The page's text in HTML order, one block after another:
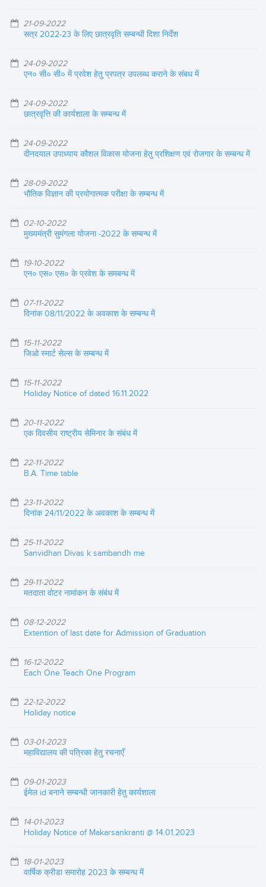
21-09-2022
सत्र 2022-23 के लिए छात्रवृति सम्बन्धी दिशा निर्देश
24-09-2022
एन० सी० सी० में प्रवेश हेतु प्रपत्र उपलब्ध कराने के संबध में
24-09-2022
छात्रवृत्ति की कार्यशाला के सम्बन्ध में
24-09-2022
दीनदयाल उपाध्याय कौशल विकास योजना हेतु प्रशिक्षण एवं रोजगार के सम्बन्ध में
28-09-2022
भौतिक विज्ञान की प्रयोगात्मक परीक्षा के सम्बन्ध में
02-10-2022
मुख्यमंत्री सुमंगला योजना -2022 के सम्बन्ध में
19-10-2022
एन० एस० एस० के प्रवेश के समबन्ध में
07-11-2022
दिनांक 08/11/2022 के अवकाश के सम्बन्ध में
15-11-2022
जिओ स्मार्ट सेल्स के सम्बन्ध में
15-11-2022
Holiday Notice of dated 16.11.2022
20-11-2022
एक दिवसीय राष्ट्रीय सेमिनार के संबंध में
22-11-2022
B.A. Time table
23-11-2022
दिनांक 24/11/2022 के अवकाश के सम्बन्ध में
25-11-2022
Sanvidhan Divas k sambandh me
29-11-2022
मतदाता वोटर नामांकन के संबंध में
08-12-2022
Extention of last date for Admission of Graduation
16-12-2022
Each One Teach One Program
22-12-2022
Holiday notice
03-01-2023
महाविद्यालय की पत्रिका हेतु रचनाएँ
09-01-2023
ईमेल id बनाने सम्बन्धी जानकारी हेतु कार्यशाला
14-01-2023
Holiday Notice of Makarsankranti @ 14.01.2023
18-01-2023
वार्षिक क्रीडा समारोह 2023 के सम्बन्ध में